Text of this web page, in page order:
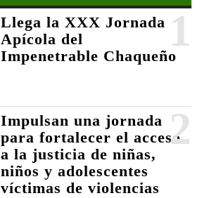
1
Llega la XXX Jornada
Apícola del
Impenetrable Chaqueño
2
Impulsan una jornada
para fortalecer el acceso
a la justicia de niñas,
niños y adolescentes
víctimas de violencias